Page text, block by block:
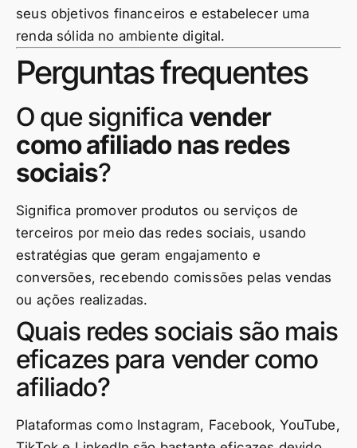
seus objetivos financeiros e estabelecer uma
renda sólida no ambiente digital.
Perguntas frequentes
O que significa vender
como afiliado nas redes
sociais?
Significa promover produtos ou serviços de
terceiros por meio das redes sociais, usando
estratégias que geram engajamento e
conversões, recebendo comissões pelas vendas
ou ações realizadas.
Quais redes sociais são mais
eficazes para vender como
afiliado?
Plataformas como Instagram, Facebook, YouTube,